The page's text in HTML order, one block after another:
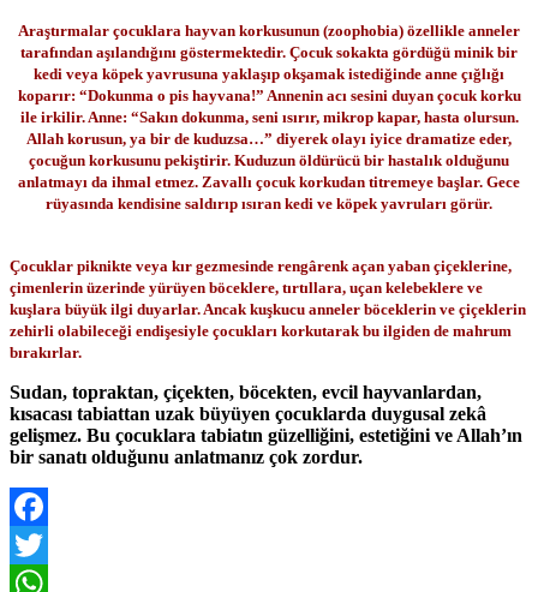
Araştırmalar çocuklara hayvan korkusunun (zoophobia) özellikle anneler
tarafından aşılandığını göstermektedir. Çocuk sokakta gördüğü minik bir
kedi veya köpek yavrusuna yaklaşıp okşamak istediğinde anne çığlığı
koparır: “Dokunma o pis hayvana!” Annenin acı sesini duyan çocuk korku
ile irkilir. Anne: “Sakın dokunma, seni ısırır, mikrop kapar, hasta olursun.
Allah korusun, ya bir de kuduzsa…” diyerek olayı iyice dramatize eder,
çocuğun korkusunu pekiştirir. Kuduzun öldürücü bir hastalık olduğunu
anlatmayı da ihmal etmez. Zavallı çocuk korkudan titremeye başlar. Gece
rüyasında kendisine saldırıp ısıran kedi ve köpek yavruları görür.
Çocuklar piknikte veya kır gezmesinde rengârenk açan yaban çiçeklerine,
çimenlerin üzerinde yürüyen böceklere, tırtıllara, uçan kelebeklere ve
kuşlara büyük ilgi duyarlar. Ancak kuşkucu anneler böceklerin ve çiçeklerin
zehirli olabileceği endişesiyle çocukları korkutarak bu ilgiden de mahrum
bırakırlar.
Sudan, topraktan, çiçekten, böcekten, evcil hayvanlardan,
kısacası tabiattan uzak büyüyen çocuklarda duygusal zekâ
gelişmez. Bu çocuklara tabiatın güzelliğini, estetiğini ve Allah’ın
bir sanatı olduğunu anlatmanız çok zordur.
Facebook
Twitter